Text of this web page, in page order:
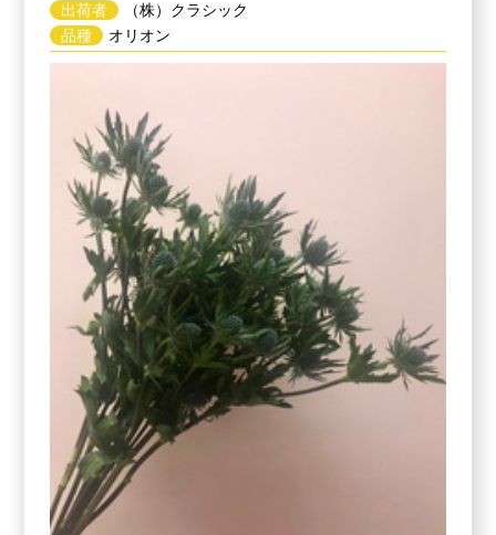
出荷者
（株）クラシック
品種
オリオン